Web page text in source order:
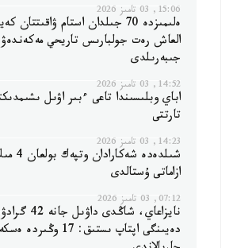
15:06, 03 تامىز 2026
ەلىمىزدە 70 جىلدان استام ۋاقىتتان
العاش رەت جولبارىس تاريحي مەكەندەۋ
جىبەرىلدى
14:52, 03 تامىز 2026
اباي وبلىسىندا تاعى ءبىر اۋىل
تارتتى
14:23, 03 تامىز 2026
شىلدەدە
ازاماتى ۇستالدى
07:12, 03 تامىز 2026
نايزاعاي، شاڭدى داۋىل
دەيىنگى اپتاپ ىستىق: 17